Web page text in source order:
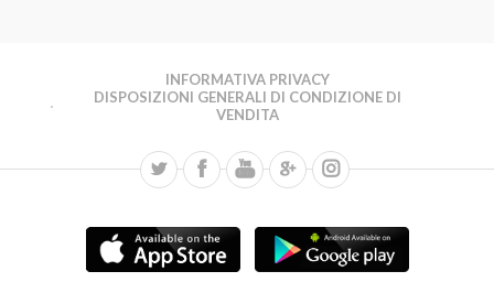
INFORMATIVA PRIVACY
DISPOSIZIONI GENERALI DI CONDIZIONE DI
VENDITA